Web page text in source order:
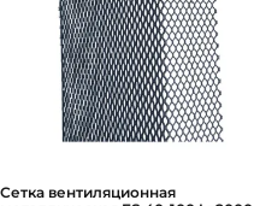
Сетка вентиляционная